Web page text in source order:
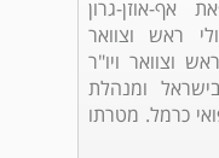
אף-אוזן-גרון
ראש וצוואר
וצוואר ויו"ר
ומנהלת
כרמל. מטרתו